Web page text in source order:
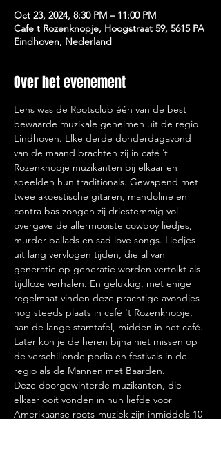
Oct 23, 2024, 8:30 PM – 11:00 PM
Cafe t Rozenknopje, Hoogstraat 59, 5615 PA
Eindhoven, Nederland
Over het evenement
Eens was de Rootsclub één van de best
bewaarde muzikale geheimen uit de regio
Eindhoven. Elke derde donderdagavond
van de maand brachten zij in café ’t
Rozenknopje muzikanten bij elkaar en
speelden hun traditionals. Gewapend met
twee akoestische gitaren, mandoline en
contra bas zongen zij driestemmig vol
overgave de allermooiste cowboy liedjes,
murder ballads en sad love songs. Liedjes
uit lang vervlogen tijden, die al van
generatie op generatie worden vertolkt als
tijdloze verhalen. En gelukkig, met enige
regelmaat vinden deze prachtige avondjes
nog steeds plaats in café 't Rozenknopje,
aan de lange stamtafel, midden in het café.
Later kon je de heren bijna niet missen op
de verschillende podia en festivals in de
regio als de Mannen met Baarden.
Deze doorgewinterde muzikanten, die
elkaar ooit vonden in hun liefde voor
Amerikaanse roots-muziek zijn inmiddels 10